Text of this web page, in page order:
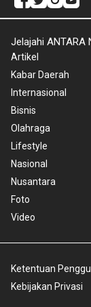
Jelajahi ANTARA
Artikel
Kabar Daerah
Internasional
Bisnis
Olahraga
Lifestyle
Nasional
Nusantara
Foto
Video
Ketentuan
Kebijakan Privasi